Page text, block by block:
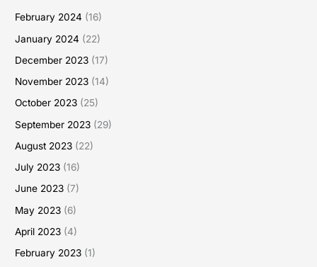
February 2024 (16)
January 2024 (22)
December 2023 (17)
November 2023 (14)
October 2023 (25)
September 2023 (29)
August 2023 (22)
July 2023 (16)
June 2023 (7)
May 2023 (6)
April 2023 (4)
February 2023 (1)